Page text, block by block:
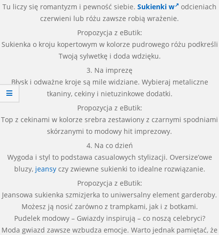
Tu liczy się romantyzm i pewność siebie. Sukienki w
odcieniach
czerwieni lub różu zawsze robią wrażenie.
Propozycja z eButik:
Sukienka o kroju kopertowym w kolorze pudrowego różu podkreśli
Twoją sylwetkę i doda wdzięku.
3. Na imprezę
Błysk i odważne kroje są mile widziane. Wybieraj metaliczne
tkaniny, cekiny i nietuzinkowe dodatki.
Propozycja z eButik:
Top z cekinami w kolorze srebra zestawiony z czarnymi spodniami
skórzanymi to modowy hit imprezowy.
4. Na co dzień
Wygoda i styl to podstawa casualowych stylizacji. Oversize’owe
bluzy, jeansyczy zwiewne sukienki to idealne rozwiązanie.
Propozycja z eButik:
Jeansowa sukienka szmizjerka to uniwersalny element garderoby.
Możesz ją nosić zarówno z trampkami, jak i z botkami.
Pudelek modowy – Gwiazdy inspirują – co noszą celebryci?
Moda gwiazd zawsze wzbudza emocje. Warto jednak pamiętać, że